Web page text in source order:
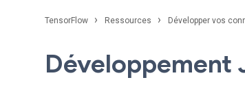
TensorFlow › Ressources › Développer vos
Développement